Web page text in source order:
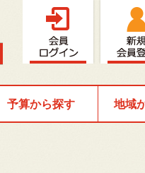
予算から探す 地域